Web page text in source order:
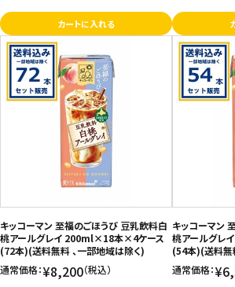
利用規約
会社概要
カートに入れる
キッコーマン 至福のごほうび 豆乳飲料白
桃アールグレイ 200ml×18本×4ケース
(72本)(送料無料 、一部地域は除く)
通常価格：¥8,200（税込）
キッコーマン
桃アールグレ
(54本)(送料無
通常価格：